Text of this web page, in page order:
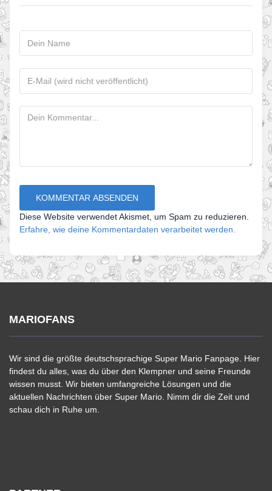
Diese Website verwendet Akismet, um Spam zu reduzieren.
Erfahre, wie deine Kommentardaten verarbeitet werden.
MARIOFANS
Wir sind die größte deutschsprachige Super Mario Fanpage. Hier
findest du alles, was du über den Klempner und seine Freunde
wissen musst. Wir bieten umfangreiche Lösungen und die
aktuellen Nachrichten über Super Mario. Nimm dir die Zeit und
schau dich in Ruhe um.